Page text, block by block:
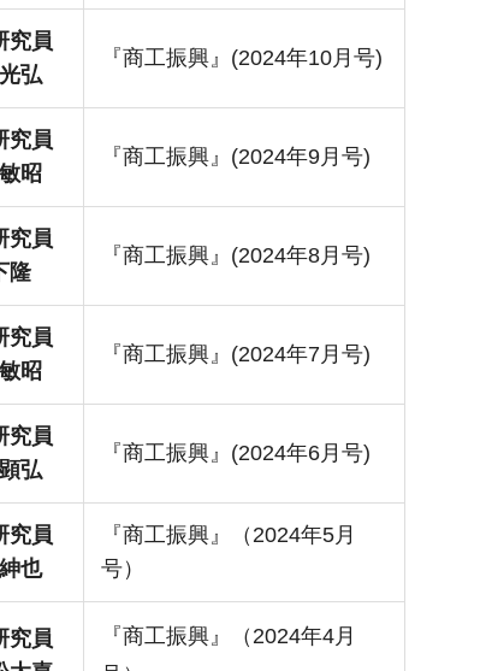
究員
弘
『商工振興』(2024年10月号)
究員
昭
『商工振興』(2024年9月号)
究員
隆
『商工振興』(2024年8月号)
究員
昭
『商工振興』(2024年7月号)
究員
弘
『商工振興』(2024年6月号)
究員
也
『商工振興』（2024年5月
号）
究員
『商工振興』（2024年4月